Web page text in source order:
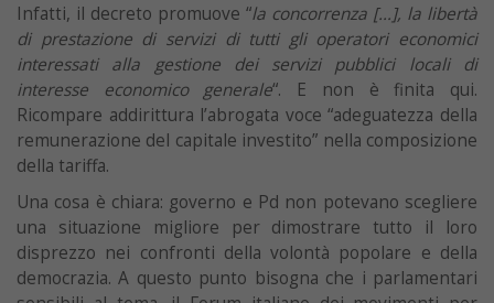
Infatti, il decreto promuove “la concorrenza […], la libertà
di prestazione di servizi di tutti gli operatori economici
interessati alla gestione dei servizi pubblici locali di
interesse economico generale“. E non è finita qui.
Ricompare addirittura l’abrogata voce “adeguatezza della
remunerazione del capitale investito” nella composizione
della tariffa.
Una cosa è chiara: governo e Pd non potevano scegliere
una situazione migliore per dimostrare tutto il loro
disprezzo nei confronti della volontà popolare e della
democrazia. A questo punto bisogna che i parlamentari